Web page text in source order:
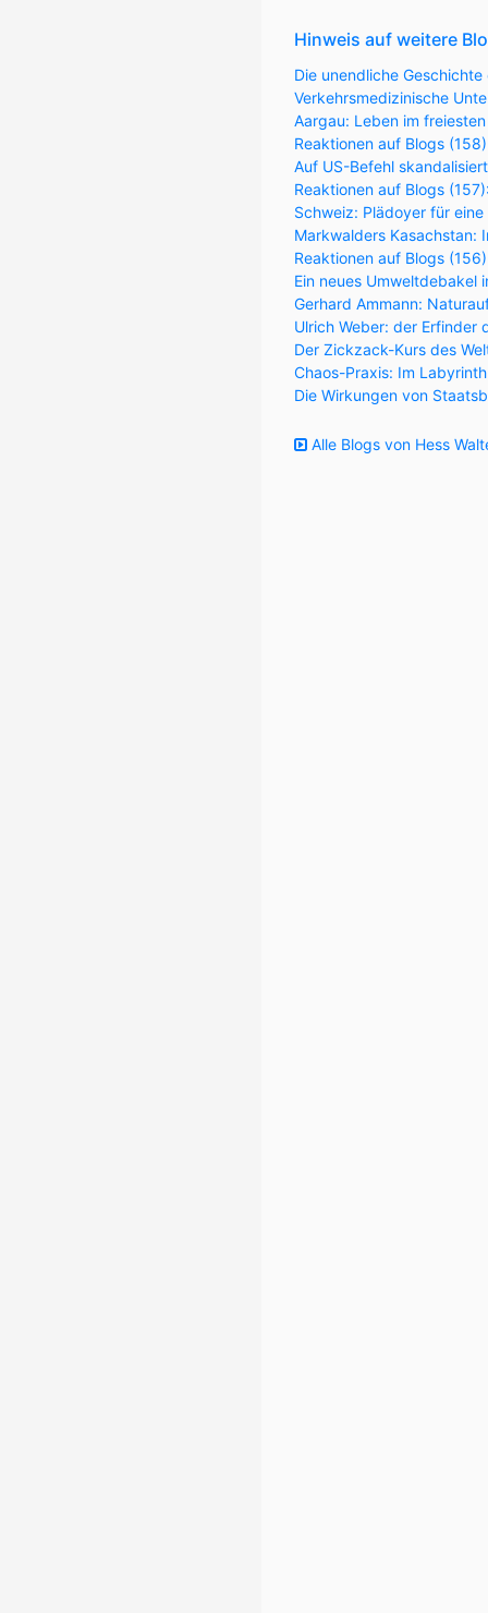
Hinweis auf weitere
Die unendliche
Verkehrsmedizinische
Aargau: Leben im
Reaktionen auf Blogs
Auf US-Befehl
Reaktionen auf Blogs
Schweiz: Plädoyer für
Markwalders Kasachstan:
Reaktionen auf Blogs
Ein neues Umweltdebakel
Gerhard Ammann:
Ulrich Weber: der Erfinder
Der Zickzack-Kurs des
Chaos-Praxis: Im
Die Wirkungen von
Alle Blogs von Hess